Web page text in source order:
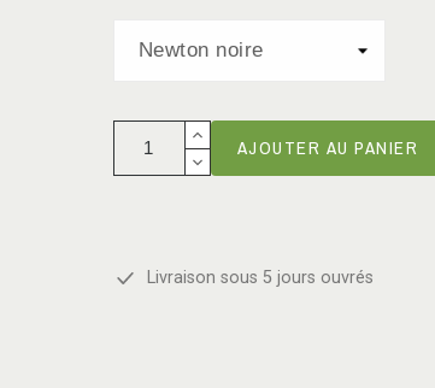
AJOUTER AU PANIER
Livraison sous 5 jours ouvrés